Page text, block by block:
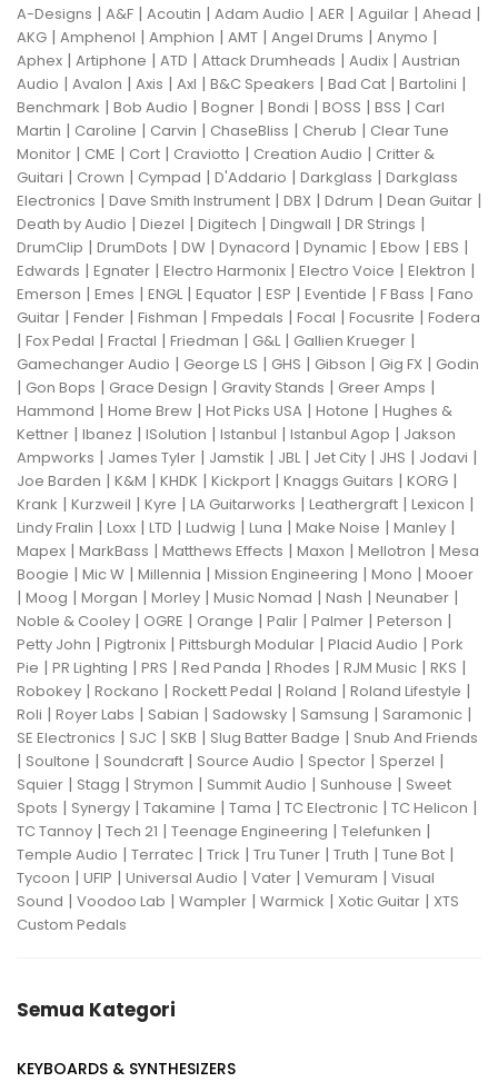
A-Designs | A&F | Acoutin | Adam Audio | AER | Aguilar | Ahead |
AKG | Amphenol | Amphion | AMT | Angel Drums | Anymo |
Aphex | Artiphone | ATD | Attack Drumheads | Audix | Austrian
Audio | Avalon | Axis | Axl | B&C Speakers | Bad Cat | Bartolini |
Benchmark | Bob Audio | Bogner | Bondi | BOSS | BSS | Carl
Martin | Caroline | Carvin | ChaseBliss | Cherub | Clear Tune
Monitor | CME | Cort | Craviotto | Creation Audio | Critter &
Guitari | Crown | Cympad | D'Addario | Darkglass | Darkglass
Electronics | Dave Smith Instrument | DBX | Ddrum | Dean Guitar |
Death by Audio | Diezel | Digitech | Dingwall | DR Strings |
DrumClip | DrumDots | DW | Dynacord | Dynamic | Ebow | EBS |
Edwards | Egnater | Electro Harmonix | Electro Voice | Elektron |
Emerson | Emes | ENGL| Equator | ESP | Eventide | F Bass | Fano
Guitar | Fender | Fishman | Fmpedals | Focal | Focusrite | Fodera
| Fox Pedal | Fractal | Friedman | G&L| Gallien Krueger |
Gamechanger Audio | George LS | GHS | Gibson | Gig FX | Godin
| Gon Bops | Grace Design | Gravity Stands | Greer Amps |
Hammond | Home Brew | Hot Picks USA | Hotone | Hughes &
Kettner | Ibanez | ISolution | Istanbul | Istanbul Agop | Jakson
Ampworks | James Tyler | Jamstik | JBL| Jet City | JHS | Jodavi |
Joe Barden | K&M | KHDK | Kickport | Knaggs Guitars | KORG |
Krank | Kurzweil | Kyre | LA Guitarworks | Leathergraft | Lexicon |
Lindy Fralin | Loxx | LTD | Ludwig | Luna | Make Noise | Manley |
Mapex | MarkBass | Matthews Effects | Maxon | Mellotron | Mesa
Boogie | Mic W | Millennia | Mission Engineering | Mono | Mooer
| Moog | Morgan | Morley | Music Nomad | Nash | Neunaber |
Noble & Cooley | OGRE | Orange | Palir | Palmer | Peterson |
Petty John | Pigtronix | Pittsburgh Modular | Placid Audio | Pork
Pie | PR Lighting | PRS | Red Panda | Rhodes | RJM Music | RKS |
Robokey | Rockano | Rockett Pedal | Roland | Roland Lifestyle |
Roli | Royer Labs | Sabian | Sadowsky | Samsung | Saramonic |
SE Electronics | SJC | SKB | Slug Batter Badge | Snub And Friends
| Soultone | Soundcraft | Source Audio | Spector | Sperzel |
Squier | Stagg | Strymon | Summit Audio | Sunhouse | Sweet
Spots | Synergy | Takamine | Tama | TC Electronic | TC Helicon |
TC Tannoy | Tech 21 | Teenage Engineering | Telefunken |
Temple Audio | Terratec | Trick | Tru Tuner | Truth | Tune Bot |
Tycoon | UFIP | Universal Audio | Vater | Vemuram | Visual
Sound | Voodoo Lab | Wampler | Warmick | Xotic Guitar | XTS
Custom Pedals
Semua Kategori
KEYBOARDS & SYNTHESIZERS